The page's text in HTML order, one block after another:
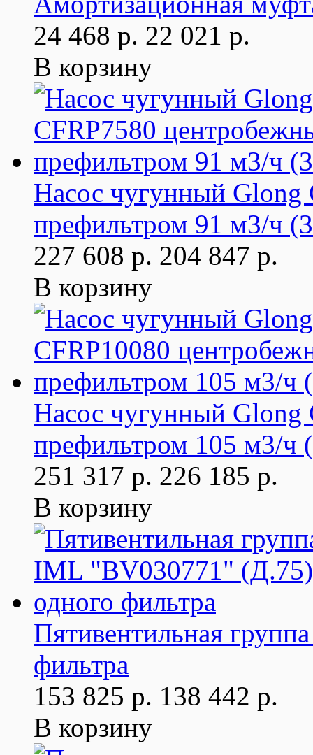
24 468 р. 22 021 р.
В корзину
Насос чугунный Glong
префильтром 91 м3/ч
227 608 р. 204 847 р.
В корзину
Насос чугунный Glong
префильтром 105 м3/ч
251 317 р. 226 185 р.
В корзину
Пятивентильная
фильтра
153 825 р. 138 442 р.
В корзину